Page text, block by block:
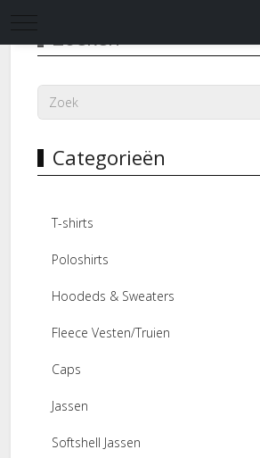
Mobile Menu Toggle
Zoeken
Categorieën
T-shirts
Poloshirts
Hoodeds & Sweaters
Fleece Vesten/Truien
Caps
Jassen
Softshell Jassen